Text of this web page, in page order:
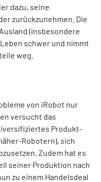
dazu, seine
zurückzunehmen. Die
(insbesondere
schwer und nimmt
weg.
von iRobot nur
versucht das
Produkt-
Robotern), sich
Zudem hat es
seiner Produktion nach
zu einem Handelsdeal